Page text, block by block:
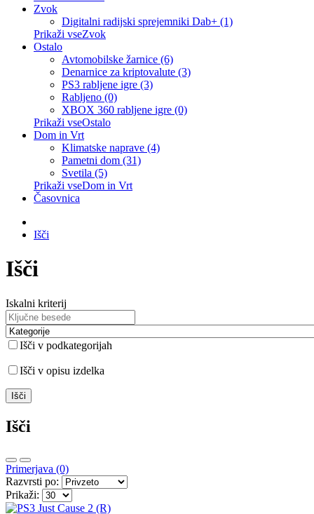
Zvok
Digitalni radijski sprejemniki Dab+ (1)
Prikaži vseZvok
Ostalo
Avtomobilske žarnice (6)
Denarnice za kriptovalute (3)
PS3 rabljene igre (3)
Rabljeno (0)
XBOX 360 rabljene igre (0)
Prikaži vseOstalo
Dom in Vrt
Klimatske naprave (4)
Pametni dom (31)
Svetila (5)
Prikaži vseDom in Vrt
Časovnica
Išči
Išči
Iskalni kriterij
Išči v podkategorijah
Išči v opisu izdelka
Išči
Primerjava (0)
Razvrsti po:
Prikaži: